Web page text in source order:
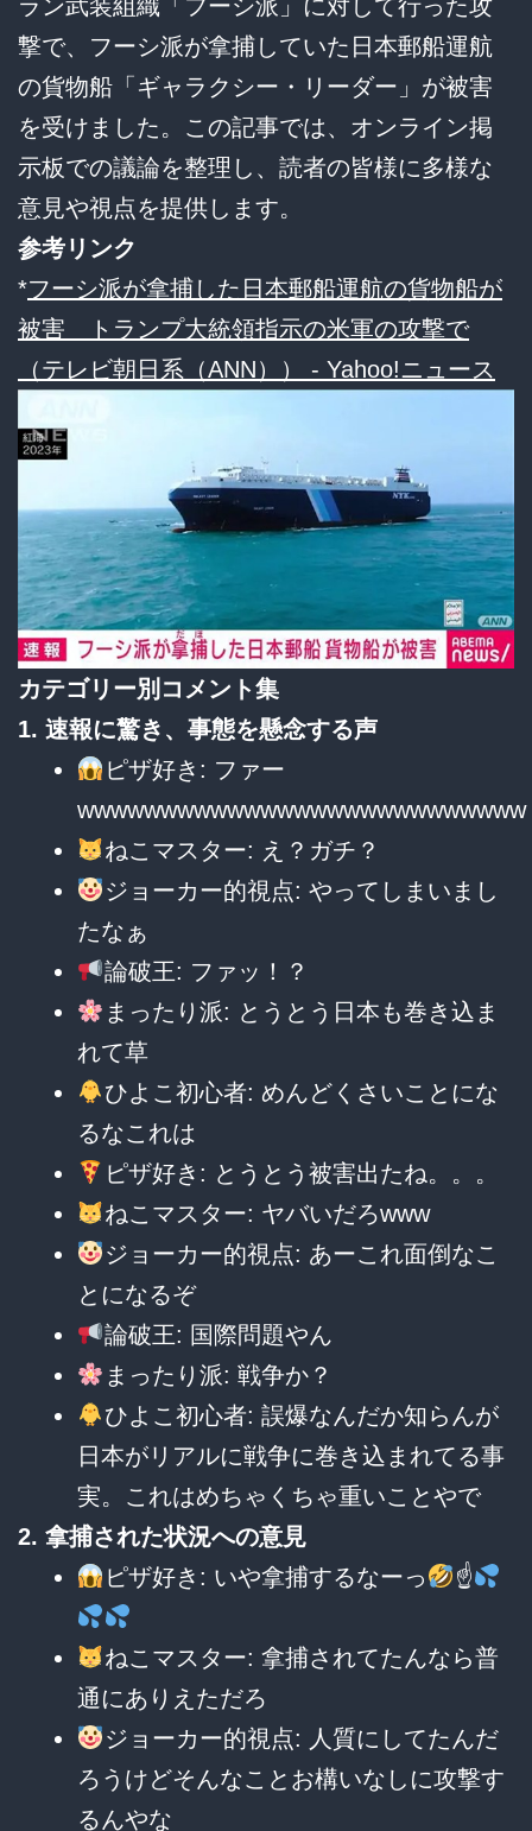
ラン武装組織「フーシ派」に対して行った攻
撃で、フーシ派が拿捕していた日本郵船運航
の貨物船「ギャラクシー・リーダー」が被害
を受けました。この記事では、オンライン掲
示板での議論を整理し、読者の皆様に多様な
意見や視点を提供します。
参考リンク
*フーシ派が拿捕した日本郵船運航の貨物船が
被害 トランプ大統領指示の米軍の攻撃で
（テレビ朝日系（ANN）） - Yahoo!ニュース
カテゴリー別コメント集
1. 速報に驚き、事態を懸念する声
ピザ好き: ファー
wwwwwwwwwwwwwwwwwwwwwwwwwww
ねこマスター: え？ガチ？
ジョーカー的視点: やってしまいまし
たなぁ
論破王: ファッ！？
まったり派: とうとう日本も巻き込ま
れて草
ひよこ初心者: めんどくさいことにな
るなこれは
ピザ好き: とうとう被害出たね。。。
ねこマスター: ヤバいだろwww
ジョーカー的視点: あーこれ面倒なこ
とになるぞ
論破王: 国際問題やん
まったり派: 戦争か？
ひよこ初心者: 誤爆なんだか知らんが
日本がリアルに戦争に巻き込まれてる事
実。これはめちゃくちゃ重いことやで
2. 拿捕された状況への意見
ピザ好き: いや拿捕するなーっ
☝
ねこマスター: 拿捕されてたんなら普
通にありえただろ
ジョーカー的視点: 人質にしてたんだ
ろうけどそんなことお構いなしに攻撃す
るんやな